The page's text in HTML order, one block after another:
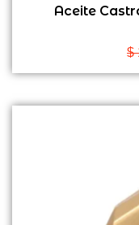
Aceite
$